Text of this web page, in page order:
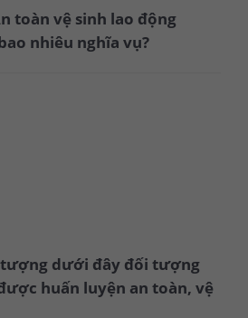
toàn vệ sinh lao động
nhiêu nghĩa vụ?
tượng dưới đây đối tượng
huấn luyện an toàn, vệ